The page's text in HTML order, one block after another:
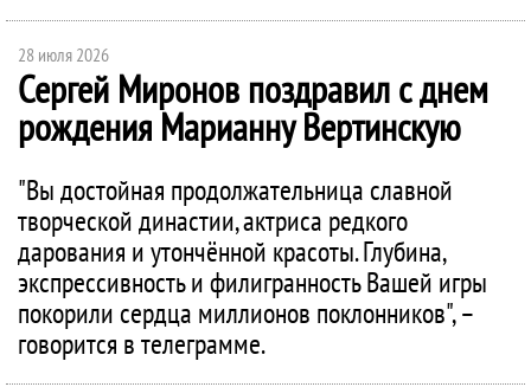
28 июля 2026
Сергей Миронов поздравил с днем
рождения Марианну Вертинскую
"Вы достойная продолжательница славной
творческой династии, актриса редкого
дарования и утончённой красоты. Глубина,
экспрессивность и филигранность Вашей игры
покорили сердца миллионов поклонников", –
говорится в телеграмме.